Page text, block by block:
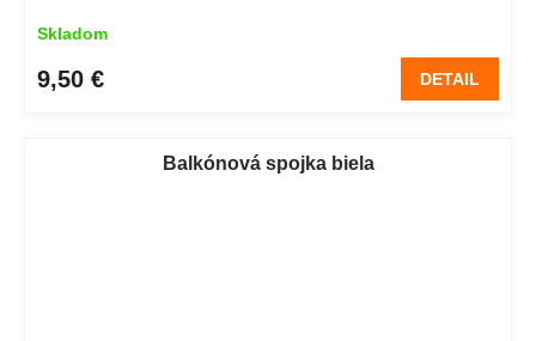
Skladom
9,50 € DETAIL
Balkónová spojka biela